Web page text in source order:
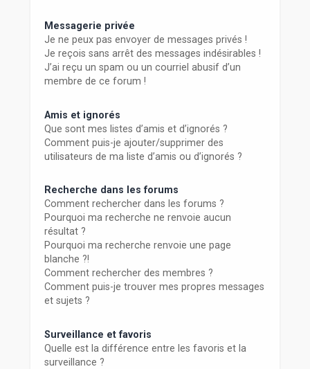
Messagerie privée
Je ne peux pas envoyer de messages privés !
Je reçois sans arrêt des messages indésirables !
J’ai reçu un spam ou un courriel abusif d’un
membre de ce forum !
Amis et ignorés
Que sont mes listes d’amis et d’ignorés ?
Comment puis-je ajouter/supprimer des
utilisateurs de ma liste d’amis ou d’ignorés ?
Recherche dans les forums
Comment rechercher dans les forums ?
Pourquoi ma recherche ne renvoie aucun
résultat ?
Pourquoi ma recherche renvoie une page
blanche ?!
Comment rechercher des membres ?
Comment puis-je trouver mes propres messages
et sujets ?
Surveillance et favoris
Quelle est la différence entre les favoris et la
surveillance ?